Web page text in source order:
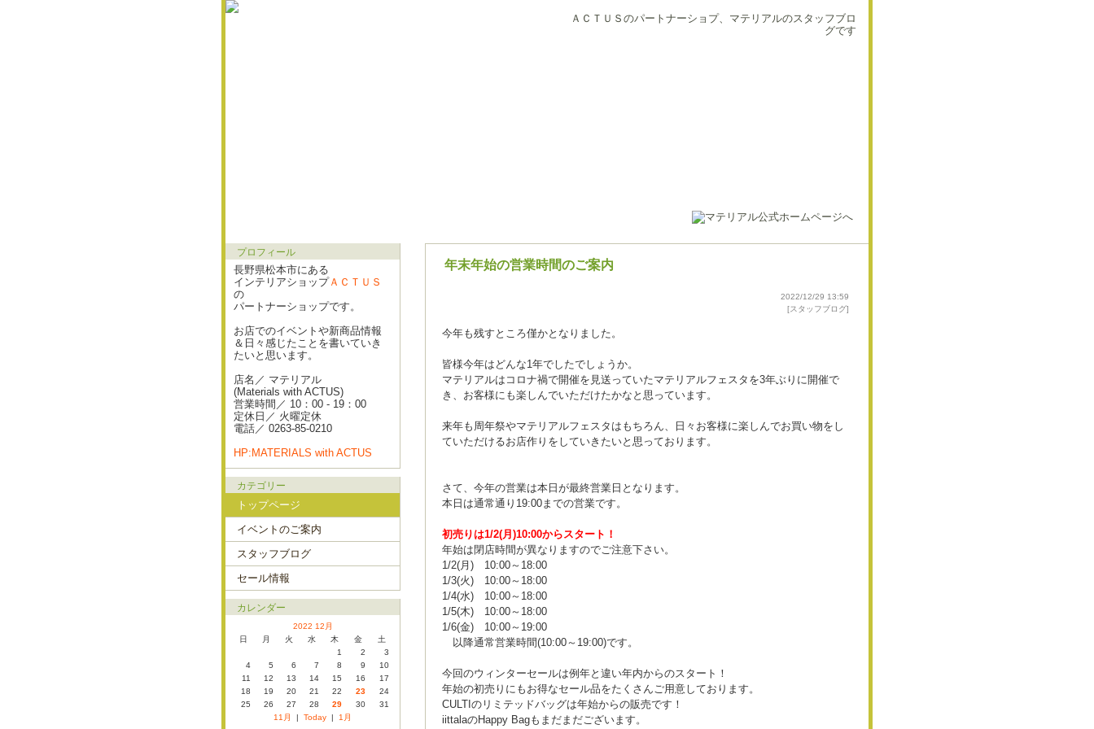
ＡＣＴＵＳのパートナーショプ、マテリアルのスタッフブロ
グです
年末年始の営業時間のご案内
2022/12/29 13:59
[スタッフブログ]
今年も残すところ僅かとなりました。
皆様今年はどんな1年でしたでしょうか。
マテリアルはコロナ禍で開催を見送っていたマテリアルフェスタを3年ぶりに開催で
き、お客様にも楽しんでいただけたかなと思っています。
来年も周年祭やマテリアルフェスタはもちろん、日々お客様に楽しんでお買い物をし
ていただけるお店作りをしていきたいと思っております。
さて、今年の営業は本日が最終営業日となります。
本日は通常通り19:00までの営業です。
初売りは1/2(月)10:00からスタート！
年始は閉店時間が異なりますのでご注意下さい。
1/2(月) 10:00～18:00
1/3(火) 10:00～18:00
1/4(水) 10:00～18:00
1/5(木) 10:00～18:00
1/6(金) 10:00～19:00
以降通常営業時間(10:00～19:00)です。
今回のウィンターセールは例年と違い年内からのスタート！
年始の初売りにもお得なセール品をたくさんご用意しております。
CULTIのリミテッドバッグは年始からの販売です！
iittalaのHappy Bagもまだまだございます。
プロフィール
長野県松本市にある
インテリアショップＡＣＴＵＳ
の
パートナーショップです。
お店でのイベントや新商品情報
＆日々感じたことを書いていき
たいと思います。
店名／ マテリアル
(Materials with ACTUS)
営業時間／ 10：00 - 19：00
定休日／ 火曜定休
電話／ 0263-85-0210
HP:MATERIALS with ACTUS
カテゴリー
トップページ
イベントのご案内
スタッフブログ
セール情報
カレンダー
2022 12月
日
月 火 水 木 金
土
1
2
3
4
5 6 7 8 9
10
11
12 13 14 15 16
17
18
19 20 21 22 23
24
25
26 27 28 29 30
31
11月
| Today | 1月